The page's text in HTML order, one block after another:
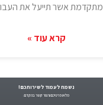
מתקדמת אשר תייעל את
קרא עוד »
נשמח לעמוד לשירותכם!
מלאו פרטיכם וניצור קשר בהקדם: